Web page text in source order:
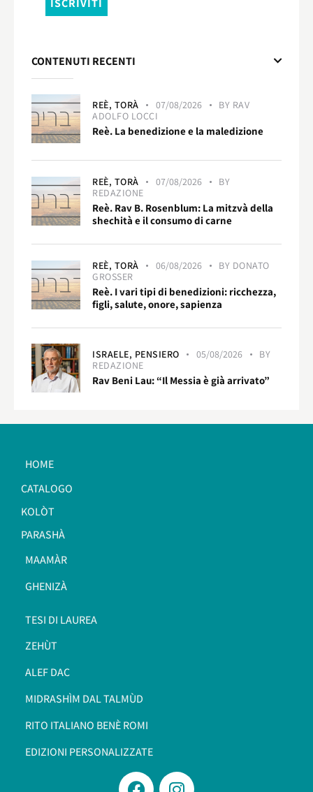
CONTENUTI RECENTI
REÈ, TORÀ 07/08/2026 BY RAV
ADOLFO LOCCI
Reè. La benedizione e la maledizione
REÈ, TORÀ 07/08/2026
BY
REDAZIONE
Reè. Rav B. Rosenblum: La mitzvà della
shechità e il consumo di carne
REÈ, TORÀ 06/08/2026 BY DONATO
GROSSER
Reè. I vari tipi di benedizioni: ricchezza,
figli, salute, onore, sapienza
ISRAELE, PENSIERO 05/08/2026
BY
REDAZIONE
Rav Beni Lau: “Il Messia è già arrivato”
HOME
CATALOGO
KOLÒT
PARASHÀ
MAAMÀR
GHENIZÀ
TESI DI LAUREA
ZEHÙT
ALEF DAC
MIDRASHÌM DAL TALMÙD
RITO ITALIANO BENÈ ROMI​
EDIZIONI PERSONALIZZATE